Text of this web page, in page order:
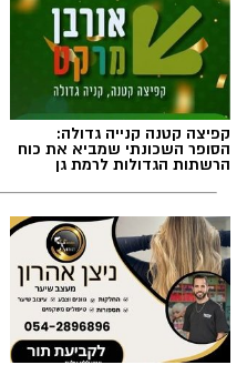
קפיצה קטנה קנייה גדולה:
הסופר השכונתי שמביא את כוח
הרשתות הגדולות לרמת גן